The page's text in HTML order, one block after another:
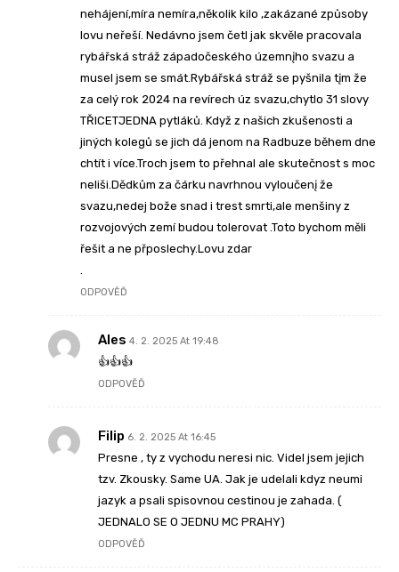
nehájení,míra nemíra,několik kilo ,zakázané způsoby
lovu neřeší. Nedávno jsem četl jak skvěle pracovala
rybářská stráž západočeského územnįho svazu a
musel jsem se smát.Rybářská stráž se pyšnila tįm že
za celý rok 2024 na revírech úz svazu,chytlo 31 slovy
TŘICETJEDNA pytláků. Když z našich zkušenosti a
jiných kolegů se jich dá jenom na Radbuze během dne
chtít i více.Troch jsem to přehnal ale skutečnost s moc
neliši.Dědkům za čárku navrhnou vyloučenį že
svazu,nedej bože snad i trest smrti,ale menšiny z
rozvojových zemí budou tolerovat .Toto bychom měli
řešit a ne přposlechy.Lovu zdar
ODPOVĚĎ
Ales 4. 2. 2025 At 19:48
👍👍👍
ODPOVĚĎ
Filip 6. 2. 2025 At 16:45
Presne , ty z vychodu neresi nic. Videl jsem jejich
tzv. Zkousky. Same UA. Jak je udelali kdyz neumi
jazyk a psali spisovnou cestinou je zahada. (
JEDNALO SE O JEDNU MC PRAHY)
ODPOVĚĎ